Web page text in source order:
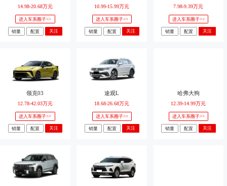
14.98-20.68万元
进入车系圈子>>
销量 配置 关注
10.99-15.99万元
进入车系圈子>>
销量 配置 关注
7.98-9.39万元
进入车系圈子>>
销量 配置 关注
领克03
12.78-42.03万元
进入车系圈子>>
销量 配置 关注
途观L
18.68-26.68万元
进入车系圈子>>
销量 配置 关注
哈弗大狗
12.39-14.99万元
进入车系圈子>>
销量 配置 关注